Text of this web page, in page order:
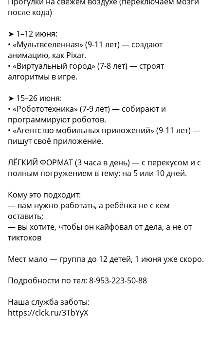
после кода)
➤ 1–12 июня:
• «Мультвселенная» (9-11 лет) — создают
анимацию, как Pixar.
• «Виртуальный город» (7-8 лет) — строят
алгоритмы в игре.
➤ 15–26 июня:
• «Робототехника» (7-9 лет) — собирают и
программируют роботов.
• «Агентство мобильных приложений» (9-11 лет) —
пишут своё приложение.
ЛЁГКИЙ ФОРМАТ (3 часа в день) — с перекусом и с
полным погружением в тему: на 5 или 10 дней.
Кому это подходит:
— вам нужно работать, а ребёнка не с кем
оставить;
— вы хотите, чтобы он кайфовал от дела, а не от
тиктоков
Мест мало — группа до 12 детей, 1 июня уже скоро.
Подробности по тел: 8-953-223-50-88
Наша служба заботы:
https://clck.ru/3TbYyX